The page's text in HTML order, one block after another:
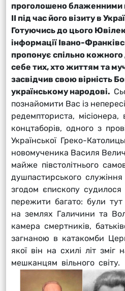
проголошено блаженними
ІІ під час його візиту в
Готуючись до цього
інформації Івано-
пропонує спільно
себе тих, хто життям та
засвідчив свою вірність
українському народові.
познайомити Вас із
редемпториста, місіонера,
концтаборів, одного з
Української Греко-
новомученика Василя
майже півстолітнього
душпастирського
згодом єпископу
пережити багато: були
на землях Галичини та
камера смертників,
загнаною в катакомби
якої він на схилі літ зміг
мешканцям вільного світу.